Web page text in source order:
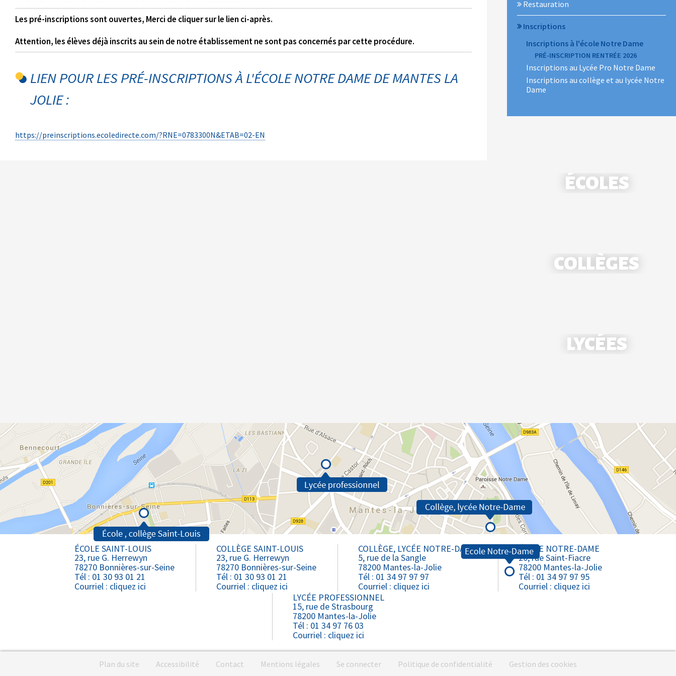
Restauration
Inscriptions
Inscriptions à l'école Notre Dame
PRÉ-INSCRIPTION RENTRÉE 2026
Inscriptions au Lycée Pro Notre Dame
Inscriptions au collège et au lycée Notre
Dame
ÉCOLES
École Saint-Louis - Bonnières
COLLÈGES
Collège Saint-Louis - Bonnières
LYCÉES
Lycée Notre-Dame - Mantes
Lycée Professionnel - Mantes
Les pré-inscriptions sont ouvertes, Merci de cliquer sur le lien ci-après.
Attention, les élèves déjà inscrits au sein de notre établissement ne sont pas concernés par cette procédure.
LIEN POUR LES PRÉ-INSCRIPTIONS À L'ÉCOLE NOTRE DAME DE MANTES LA
JOLIE :
https://preinscriptions.ecoledirecte.com/?RNE=0783300N&ETAB=02-EN
ÉCOLE SAINT-LOUIS
23, rue G. Herrewyn
78270 Bonnières-sur-Seine
Tél : 01 30 93 01 21
Courriel : cliquez ici
COLLÈGE SAINT-LOUIS
23, rue G. Herrewyn
78270 Bonnières-sur-Seine
Tél : 01 30 93 01 21
Courriel : cliquez ici
COLLÈGE, LYCÉE NOTRE-DAME
5, rue de la Sangle
78200 Mantes-la-Jolie
Tél : 01 34 97 97 97
Courriel : cliquez ici
ÉCOLE NOTRE-DAME
20, rue Saint-Fiacre
78200 Mantes-la-Jolie
Tél : 01 34 97 97 95
Courriel : cliquez ici
LYCÉE PROFESSIONNEL
15, rue de Strasbourg
78200 Mantes-la-Jolie
Tél : 01 34 97 76 03
Courriel : cliquez ici
Plan du site Accessibilité Contact Mentions légales Se connecter Politique de confidentialité Gestion des cookies